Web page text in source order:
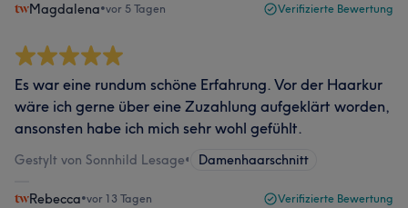
Magdalena•vor 5 Tagen Verifizierte Bewertung
Es war eine rundum schöne Erfahrung. Vor der Haarkur
wäre ich gerne über eine Zuzahlung aufgeklärt worden,
ansonsten habe ich mich sehr wohl gefühlt.
Gestylt von Sonnhild Lesage• Damenhaarschnitt
Rebecca•vor 13 Tagen Verifizierte Bewertung